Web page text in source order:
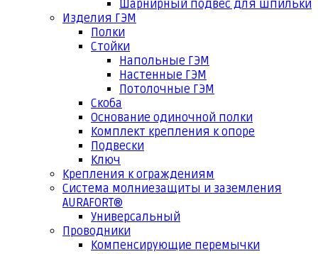
Шарнирный подвес для шпильки
Изделия ГЭМ
Полки
Стойки
Напольные ГЭМ
Настенные ГЭМ
Потолочные ГЭМ
Скоба
Основание одиночной полки
Комплект крепления к опоре
Подвески
Ключ
Крепления к ограждениям
Система молниезащиты и заземления
AURAFORT®
Универсальный
Проводники
Компенсирующие перемычки